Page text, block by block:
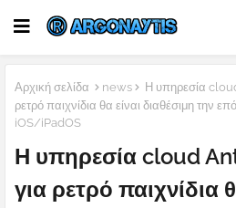
Αρχική σελίδα news
Η υπηρεσία
ρετρό παιχνίδια θα είναι διαθέσιμη την
iOS/iPadOS
Η υπηρεσία cloud
για ρετρό παιχνίδια